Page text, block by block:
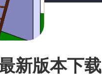
新版本下载